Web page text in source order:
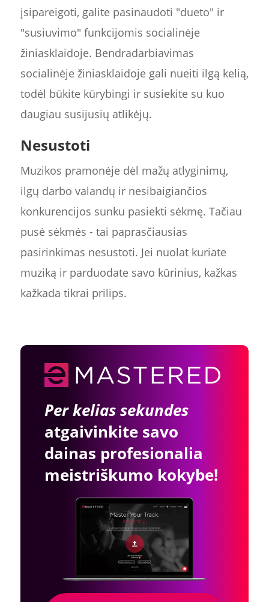
įsipareigoti, galite pasinaudoti "dueto" ir
"susiuvimo" funkcijomis socialinėje
žiniasklaidoje. Bendradarbiavimas
socialinėje žiniasklaidoje gali nueiti ilgą kelią,
todėl būkite kūrybingi ir susiekite su kuo
daugiau susijusių atlikėjų.
Nesustoti
Muzikos pramonėje dėl mažų atlyginimų,
ilgų darbo valandų ir nesibaigiančios
konkurencijos sunku pasiekti sėkmę. Tačiau
pusė sėkmės - tai paprasčiausias
pasirinkimas nesustoti. Jei nuolat kuriate
muziką ir parduodate savo kūrinius, kažkas
kažkada tikrai prilips.
Per kelias sekundes
atgaivinkite savo
dainas profesionalia
meistriškumo kokybe!